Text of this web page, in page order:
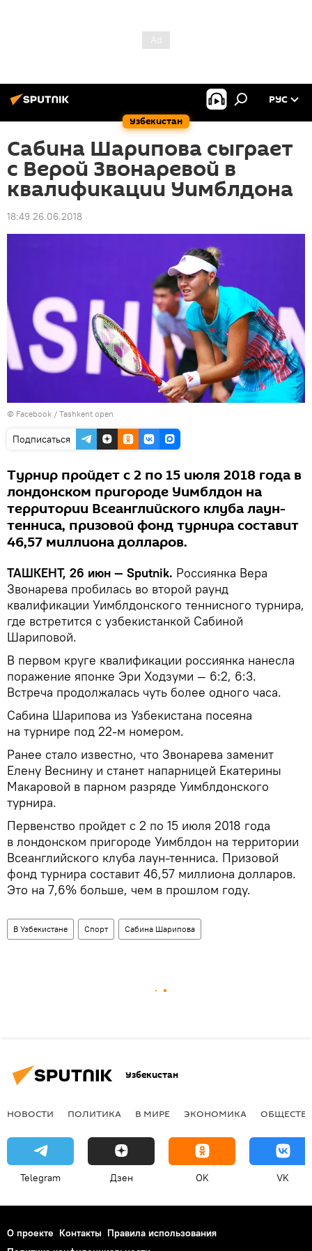
Узбекистан
РУС
Сабина Шарипова сыграет
с Верой Звонаревой в
квалификации Уимблдона
18:49 26.06.2018
© Facebook / Tashkent open
Подписаться
Турнир пройдет с 2 по 15 июля 2018 года в
лондонском пригороде Уимблдон на
территории Всеанглийского клуба лаун-
тенниса, призовой фонд турнира составит
46,57 миллиона долларов.
ТАШКЕНТ, 26 июн — Sputnik. Россиянка Вера
Звонарева пробилась во второй раунд
квалификации Уимблдонского теннисного турнира,
где встретится с узбекистанкой Сабиной
Шариповой.
В первом круге квалификации россиянка нанесла
поражение японке Эри Ходзуми — 6:2, 6:3.
Встреча продолжалась чуть более одного часа.
Сабина Шарипова из Узбекистана посеяна
на турнире под 22-м номером.
Ранее стало известно, что Звонарева заменит
Елену Веснину и станет напарницей Екатерины
Макаровой в парном разряде Уимблдонского
турнира.
Первенство пройдет с 2 по 15 июля 2018 года
в лондонском пригороде Уимблдон на территории
Всеанглийского клуба лаун-тенниса. Призовой
фонд турнира составит 46,57 миллиона долларов.
Это на 7,6% больше, чем в прошлом году.
В Узбекистане Спорт Сабина Шарипова
Узбекистан
НОВОСТИ ПОЛИТИКА В МИРЕ ЭКОНОМИКА
Telegram Дзен OK VK
О проекте Контакты Правила использования